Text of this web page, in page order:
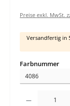
Preise exkl. MwSt.
Versandfertig in
Farbnummer
Produkt Anzahl: